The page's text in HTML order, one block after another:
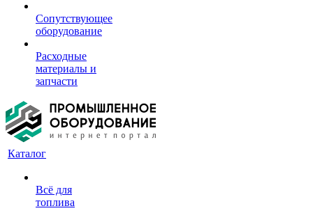
Сопутствующее
оборудование
Расходные
материалы и
запчасти
Каталог
Всё для
топлива